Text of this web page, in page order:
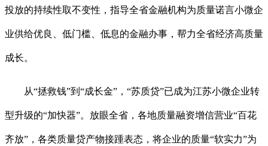
投放的持续性取不变性，指导全省金融机构为质量诺言小微企
业供给优良、低门槛、低息的金融办事，帮力全省经济高质量
成长。
从“拯救钱”到“成长金”，“苏质贷”已成为江苏小微企业转
型升级的“加快器”。放眼全省，各地质量融资增信营业“百花
齐放”，各类质量贷产物接踵表态，将企业的质量“软实力”为